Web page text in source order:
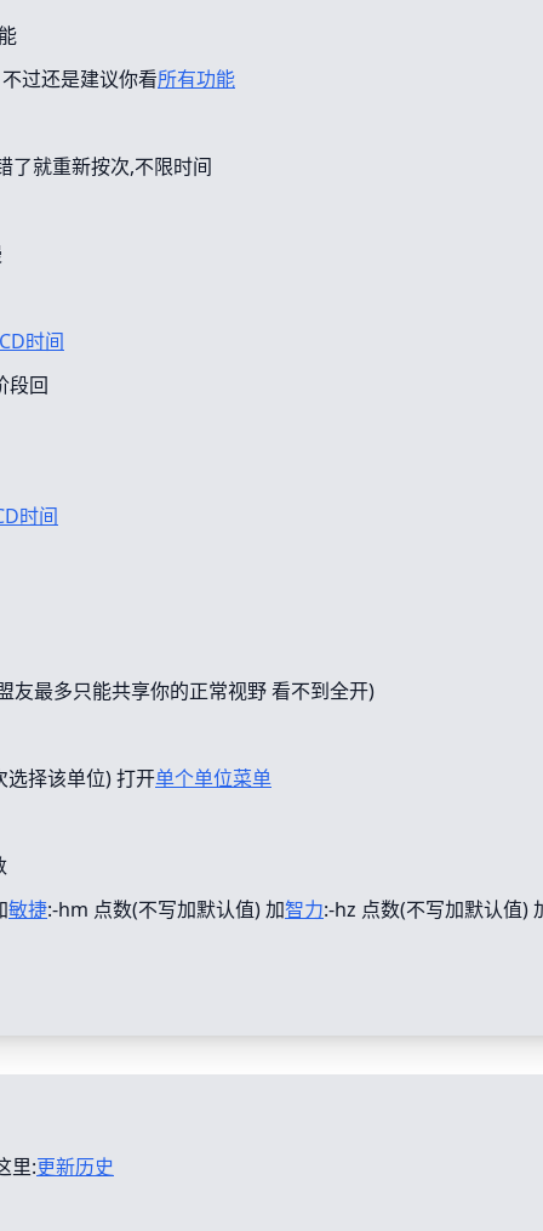
过还是建议你看所有功能
了就重新按次,不限时间
时间
段回
时间
友最多只能共享你的正常视野 看不到全开)
选择该单位) 打开单个单位菜单
敏捷:-hm 点数(不写加默认值) 加智力:-hz 点数(不写加默认值)
里:更新历史